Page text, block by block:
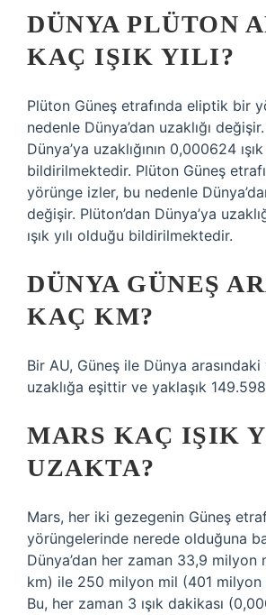
DÜNYA PLÜTON
KAÇ IŞIK YILI?
Plüton Güneş etrafında eliptik bir
nedenle Dünya’dan uzaklığı
Dünya’ya uzaklığının 0,000624
bildirilmektedir. Plüton Güneş
yörünge izler, bu nedenle
değişir. Plüton’dan Dünya’ya
ışık yılı olduğu bildirilmektedir.
DÜNYA GÜNEŞ
KAÇ KM?
Bir AU, Güneş ile Dünya arasındaki
uzaklığa eşittir ve yaklaşık
MARS KAÇ IŞIK
UZAKTA?
Mars, her iki gezegenin Güneş
yörüngelerinde nerede olduğuna
Dünya’dan her zaman 33,9
km) ile 250 milyon mil (401 milyon
Bu, her zaman 3 ışık dakikası